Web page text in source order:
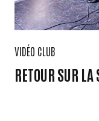
VIDÉO CLUB
RETOUR SUR